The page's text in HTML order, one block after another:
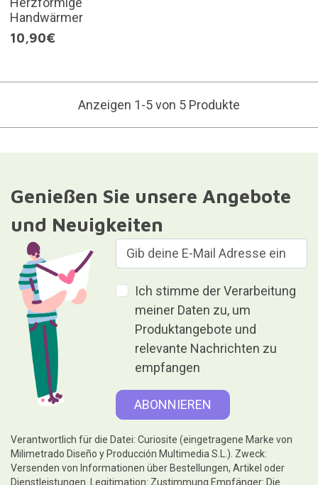
Handwärmer
10,90€
Anzeigen 1-5 von 5 Produkte
Genießen Sie unsere Angebote
und Neuigkeiten
Ich stimme der Verarbeitung
meiner Daten zu, um
Produktangebote und
relevante Nachrichten zu
empfangen
Verantwortlich für die Datei: Curiosite (eingetragene Marke von
Milimetrado Diseño y Producción Multimedia S.L.). Zweck:
Versenden von Informationen über Bestellungen, Artikel oder
Dienstleistungen. Legitimation: Zustimmung.Empfänger: Die